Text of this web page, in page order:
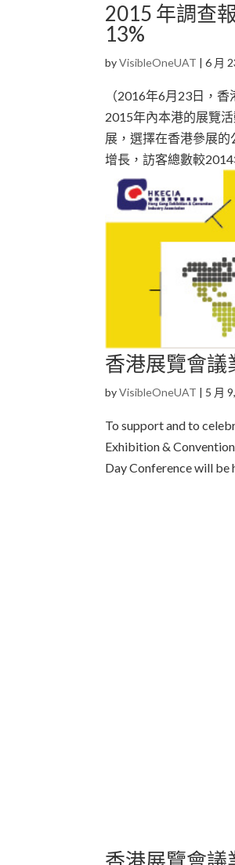
2015 年調查
13%
byVisibleOneUAT |6 月
（2016年6月23日，
2015年內本港的展覽
展，選擇在香港參展
增長，訪客總數較
香港展覽會議
byVisibleOneUAT | 5 月
To support and to
Exhibition &
Day Conference will be